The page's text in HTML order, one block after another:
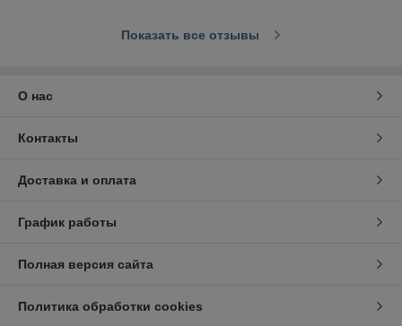
Показать все отзывы
О нас
Контакты
Доставка и оплата
График работы
Полная версия сайта
Политика обработки cookies